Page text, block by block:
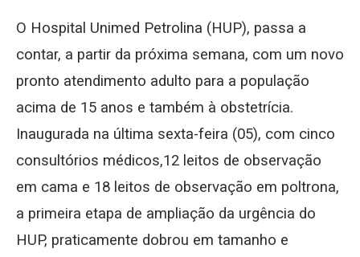
O Hospital Unimed Petrolina (HUP), passa a
contar, a partir da próxima semana, com um novo
pronto atendimento adulto para a população
acima de 15 anos e também à obstetrícia.
Inaugurada na última sexta-feira (05), com cinco
consultórios médicos,12 leitos de observação
em cama e 18 leitos de observação em poltrona,
a primeira etapa de ampliação da urgência do
HUP, praticamente dobrou em tamanho e